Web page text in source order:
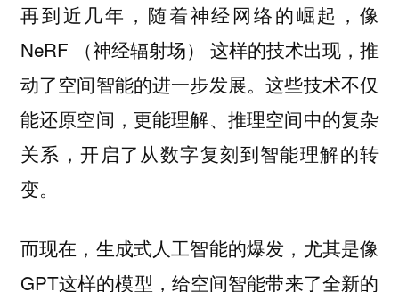
再到近几年，随着神经网络的崛起，像
NeRF （神经辐射场） 这样的技术出现，推
动了空间智能的进一步发展。这些技术不仅
能还原空间，更能理解、推理空间中的复杂
关系，开启了从数字复刻到智能理解的转
变。
而现在，生成式人工智能的爆发，尤其是像
GPT这样的模型，给空间智能带来了全新的